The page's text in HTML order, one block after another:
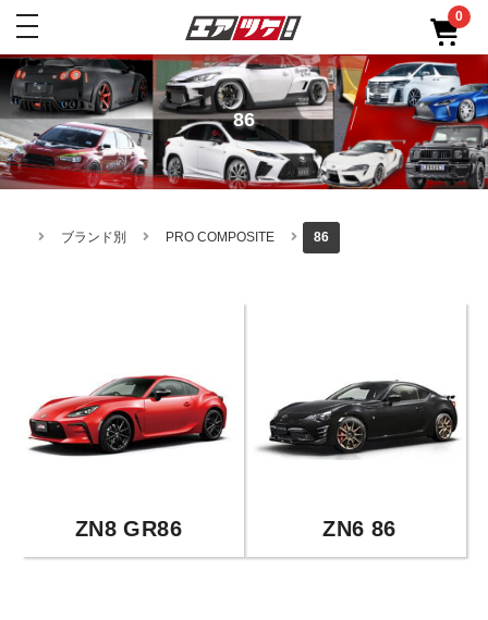
toggle
0
86
ブランド別 PRO COMPOSITE 86
ZN8 GR86 ZN6 86